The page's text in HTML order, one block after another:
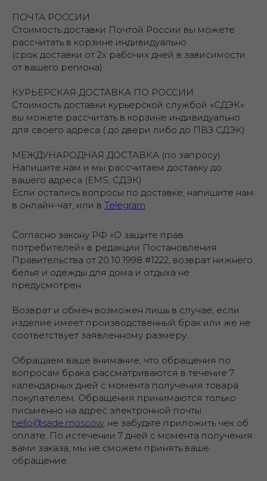
ПОЧТА РОССИИ
Стоимость доставки Почтой России вы можете
рассчитать в корзине индивидуально
(срок доставки от 2х рабочих дней в зависимости
от вашего региона)
КУРЬЕРСКАЯ ДОСТАВКА ПО РОССИИ
Стоимость доставки курьерской службой «СДЭК»
вы можете рассчитать в корзине индивидуально
для своего адреса ( до двери либо до ПВЗ СДЭК)
МЕЖДУНАРОДНАЯ ДОСТАВКА (по запросу)
Напишите нам и мы рассчитаем доставку до
вашего адреса (EMS, СДЭК)
Если остались вопросы по доставке, напишите нам
в онлайн-чат, или в Telegram
Согласно закону РФ «О защите прав
потребителей» в редакции Постановления
Правительства от 20.10.1998 #1222, возврат нижнего
белья и одежды для дома и отдыха не
предусмотрен.
Возврат и обмен возможен лишь в случае, если
изделие имеет производственный брак или же не
соответствует заявленному размеру.
Обращаем ваше внимание, что обращения по
вопросам брака рассматриваются в течение 7
календарных дней с момента получения товара
покупателем. Обращения принимаются только
письменно на адрес электронной почты
hello@sade.moscow, не забудьте приложить чек об
оплате. По истечении 7 дней с момента получения
вами заказа, мы не сможем принять ваше
обращение.